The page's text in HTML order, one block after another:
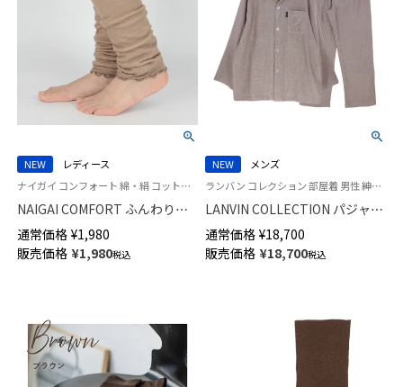
NEW
レディース
ナイガイ コンフォート 綿・絹 コットン・シルク混 手首や足首の冷えに 空調対策 レッグウォーマー アームウォーマー
NAIGAI COMFORT ふんわりガ
ーゼ 肌側シルク 2重編み レッグ
＆アームウォーマー 日本製 レ
ディース 93072330
通常価格 ¥1,980
販売価格 ¥1,980税込
NEW
メンズ
ランバン コレクション 部屋着 男性 紳士 ラウンジウェア
LANVIN COLLECTION パジャマ
上下セット 先染め3重ガーゼ シ
ャンブレー【M Lサイズ】 綿
100% 長袖 長丈パンツ 前ボタン
通常価格 ¥18,700
販売価格 ¥18,700税込